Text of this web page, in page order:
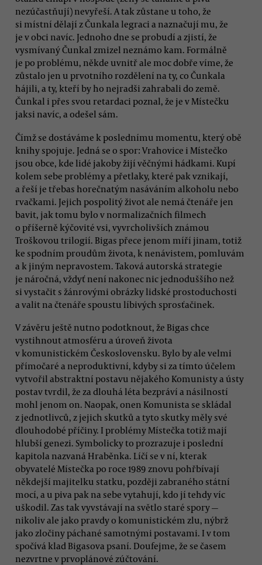
nezúčastňují) nevyřeší. A tak zůstane u toho, že
si místní dělají z Čunkala legraci a naznačují mu, že
je v obci navíc. Jednoho dne se probudí a zjistí, že
vysmívaný Čunkal zmizel neznámo kam. Formálně
je po problému, někde uvnitř ale moc dobře víme, že
zůstalo jen u prvotního rozdělení na ty, co Čunkala
hájili, a ty, kteří by ho nejradši zahrabali do země.
Čunkal i přes svou retardaci poznal, že je v Místečku
jaksi navíc, a odešel sám.
Čímž se dostáváme k poslednímu momentu, který obě
knihy spojuje. Jedná se o spor: Vrahovice i Místečko
jsou obce, kde lidé jakoby žijí věčnými hádkami. Kupí
kolem sebe problémy a přetlaky, které pak vznikají,
a řeší je třebas horečnatým nasáváním alkoholu nebo
rvačkami. Jejich pospolitý život ale nemá čtenáře jen
bavit, jak tomu bylo v normalizačních filmech
o příšerně kýčovité vsi, vyvrcholivších známou
Troškovou trilogií. Bigas přece jenom míří jinam, totiž
ke spodním proudům života, k nenávistem, pomluvám
a k jiným nepravostem. Taková autorská strategie
je náročná, vždyť není nakonec nic jednoduššího než
si vystačit s žánrovými obrázky lidské prostoduchosti
a valit na čtenáře spoustu líbivých sprosťačinek.
V závěru ještě nutno podotknout, že Bigas chce
vystihnout atmosféru a úroveň života
v komunistickém Československu. Bylo by ale velmi
přímočaré a neproduktivní, kdyby si za tímto účelem
vytvořil abstraktní postavu nějakého Komunisty a ústy
postav tvrdil, že za dlouhá léta bezpráví a násilností
mohl jenom on. Naopak, onen Komunista se skládal
z jednotlivců, z jejich skutků a tyto skutky měly své
dlouhodobé příčiny. I problémy Místečka totiž mají
hlubší genezi. Symbolicky to prozrazuje i poslední
kapitola nazvaná Hraběnka. Líčí se v ní, kterak
obyvatelé Místečka po roce 1989 znovu pohřbívají
někdejší majitelku statku, později zabraného státní
mocí, a u piva pak na sebe vytahují, kdo jí tehdy víc
uškodil. Zas tak vyvstávají na světlo staré spory —
nikoliv ale jako pravdy o komunistickém zlu, nýbrž
jako zločiny páchané samotnými postavami. I v tom
spočívá klad Bigasova psaní. Doufejme, že se časem
nezvrtne v prvoplánové zúčtování.